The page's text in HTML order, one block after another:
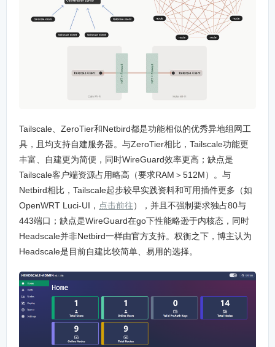
Tailscale、ZeroTier和Netbird都是功能相似的优秀异地组网工
具，且均支持自建服务器。与ZeroTier相比，Tailscale功能更
丰富、自建更为简便，同时WireGuard效率更高；缺点是
Tailscale客户端资源占用略高（要求RAM＞512M）。与
Netbird相比，Tailscale起步较早实践资料和可用插件更多（如
OpenWRT Luci-UI， 点击前往），并且不强制要求独占80与
443端口；缺点是WireGuard在go下性能略逊于内核态，同时
Headscale并非Netbird一样由官方支持。权衡之下，博主认为
Headscale是目前自建比较简单、易用的选择。